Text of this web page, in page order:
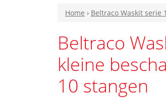
Home › Beltraco Waskit
Beltraco
kleine
10 stangen